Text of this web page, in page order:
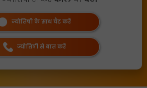
ज्योतिषी के साथ चैट करें
ज्योतिषी से बात करें